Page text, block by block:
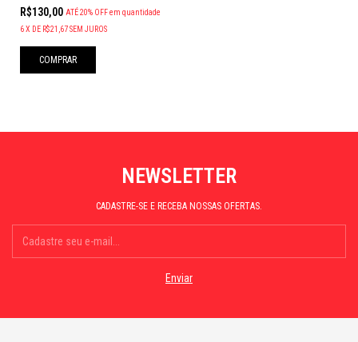
R$130,00 ATÉ 20% OFFem quantidade
6X DE R$21,67SEM JUROS
COMPRAR
NEWSLETTER
CADASTRE-SE E RECEBA NOSSAS OFERTAS.